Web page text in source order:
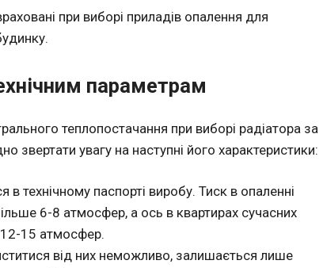
при виборі приладів опалення для
параметрам
теплопостачання при виборі радіатора за
звертати увагу на наступні його характеристики:
технічному паспорті виробу. Тиск в опаленні
6-8 атмосфер, а ось в квартирах сучасних
15 атмосфер.
від них неможливо, залишається лише